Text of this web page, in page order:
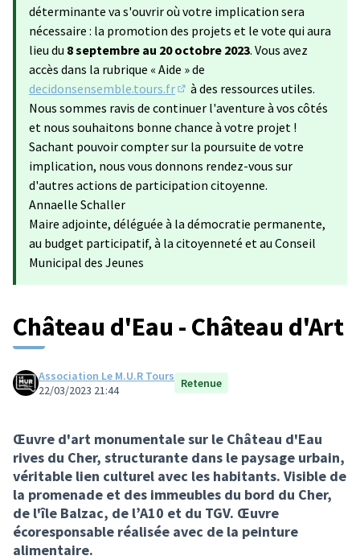
déterminante va s'ouvrir où votre implication sera
nécessaire : la promotion des projets et le vote qui aura
lieu du 8 septembre au 20 octobre 2023. Vous avez
accès dans la rubrique « Aide » de
decidonsensemble.tours.fr
(S'ouvre dans un nouvel onglet)
à des ressources utiles.
Nous sommes ravis de continuer l'aventure à vos côtés
et nous souhaitons bonne chance à votre projet !
Sachant pouvoir compter sur la poursuite de votre
implication, nous vous donnons rendez-vous sur
d'autres actions de participation citoyenne.
Annaelle Schaller
Maire adjointe, déléguée à la démocratie permanente,
au budget participatif, à la citoyenneté et au Conseil
Municipal des Jeunes
Château d'Eau - Château d'Art
Association Le M.U.R Tours
22/03/2023 21:44
Retenue
Œuvre d'art monumentale sur le Château d'Eau
rives du Cher, structurante dans le paysage urbain,
véritable lien culturel avec les habitants. Visible de
la promenade et des immeubles du bord du Cher,
de l'île Balzac, de l’A10 et du TGV. Œuvre
écoresponsable réalisée avec de la peinture
alimentaire.